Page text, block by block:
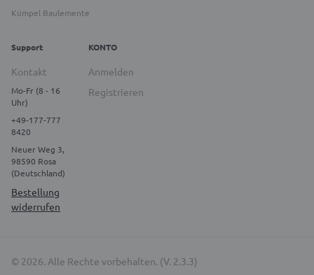
Kümpel Baulemente
Support
Kontakt
Mo-Fr (8 - 16
Uhr)
+49-177-777
8420
Neuer Weg 3,
98590 Rosa
(Deutschland)
Bestellung
widerrufen
KONTO
Anmelden
Registrieren
© 2026. Alle Rechte vorbehalten. (V. 2.3.3)